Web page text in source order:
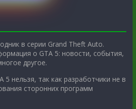
в серии Grand Theft Auto.
о GTA 5: новости, события,
другое.
нельзя, так как разработчики не в
сторонних программ